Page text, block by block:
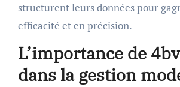
structurent leurs données pour
efficacité et en précision.
L’importance de
dans la gestion